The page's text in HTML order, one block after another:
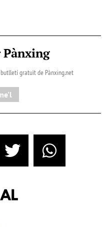
gratuït de Pànxing.net​